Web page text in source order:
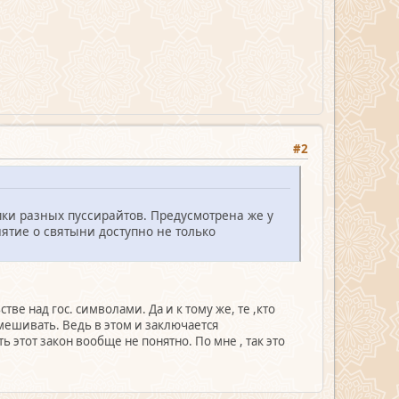
#2
разных пуссирайтов. Предусмотрена же у
о святыни доступно не только
над гос. символами. Да и к тому же, те ,кто
Ведь в этом и заключается
закон вообще не понятно. По мне , так это